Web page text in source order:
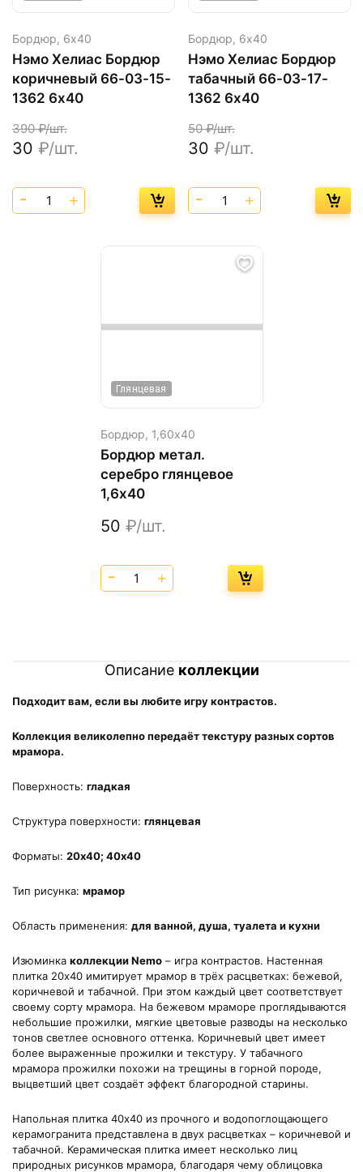
Бордюр, 6х40
Нэмо Хелиас Бордюр
коричневый 66-03-15-
1362 6х40
390₽/шт.
30 ₽/шт.
Бордюр, 6х40
Нэмо Хелиас Бордюр
табачный 66-03-17-
1362 6х40
50₽/шт.
30 ₽/шт.
Глянцевая
Бордюр, 1,60х40
Бордюр метал.
серебро глянцевое
1,6х40
50 ₽/шт.
Описание коллекции
Подходит вам, если вы любите игру контрастов.
Коллекция великолепно передаёт текстуру разных сортов
мрамора.
Поверхность: гладкая
Структура поверхности: глянцевая
Форматы: 20х40; 40х40
Тип рисунка: мрамор
Область применения: для ванной, душа, туалета и кухни
Изюминка коллекции Nemo – игра контрастов. Настенная
плитка 20х40 имитирует мрамор в трёх расцветках: бежевой,
коричневой и табачной. При этом каждый цвет соответствует
своему сорту мрамора. На бежевом мраморе проглядываются
небольшие прожилки, мягкие цветовые разводы на несколько
тонов светлее основного оттенка. Коричневый цвет имеет
более выраженные прожилки и текстуру. У табачного
мрамора прожилки похожи на трещины в горной породе,
выцветший цвет создаёт эффект благородной старины.
Напольная плитка 40х40 из прочного и водопоглощающего
керамогранита представлена в двух расцветках – коричневой и
табачной. Керамическая плитка имеет несколько лиц
природных рисунков мрамора, благодаря чему облицовка